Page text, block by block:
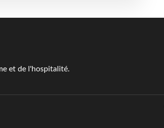
et de l'hospitalité.